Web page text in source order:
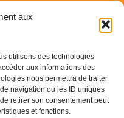
aux
utilisons des technologies
aux informations des
nous permettra de traiter
navigation ou les ID uniques
retirer son consentement peut
et fonctions.